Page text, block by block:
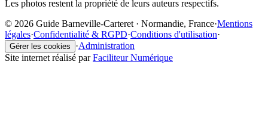
Les photos restent la propriété de leurs auteurs respectifs.
© 2026 Guide Barneville-Carteret · Normandie, France·Mentions
légales·Confidentialité & RGPD·Conditions d'utilisation·
Gérer les cookies ·Administration
Site internet réalisé par Faciliteur Numérique